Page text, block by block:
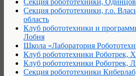
Секция робототехники,
Секция робототехники, г.о.
область
Клуб робототехники и
Лобня
Школа «Лаборатория
Клуб робототехники Роботрек,
Клуб робототехники Роботрек,
Секция робототехники